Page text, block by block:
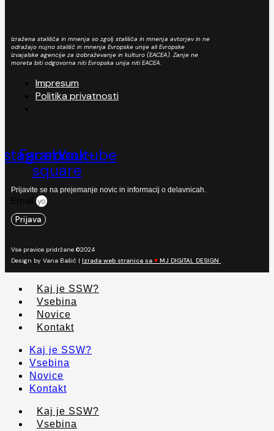
Izražena stališča in mnenja so zgolj stališča in mnenja avtorjev in ne
odražajo nujno stališč in mnenja Evropske unije ali Evropske
izvajalske agencije za izobraževanje in kulturo (EACEA). Zanje ne
moreta biti odgovorna niti Evropska unija niti EACEA.
Impresum
Politika privatnosti
Facebook-
square
Youtube
Prijavite se na prejemanje novic in informacij o delavnicah.
Prijava
Vse pravice pridržane ©2024
Design by Vana Bašić | Izrada web stranica sa ♥ MJ DIGITAL DESIGN
Kaj je SSW?
Vsebina
Novice
Kontakt
Kaj je SSW?
Vsebina
Novice
Kontakt
Kaj je SSW?
Vsebina